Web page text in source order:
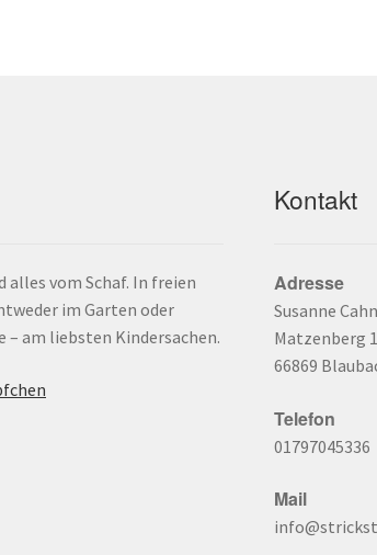
alles vom Schaf. In freien
im Garten oder
– am liebsten Kindersachen.
Kontakt
Adresse
Susanne Cahn
Matzenberg
66869
Telefon
01797045336
Mail